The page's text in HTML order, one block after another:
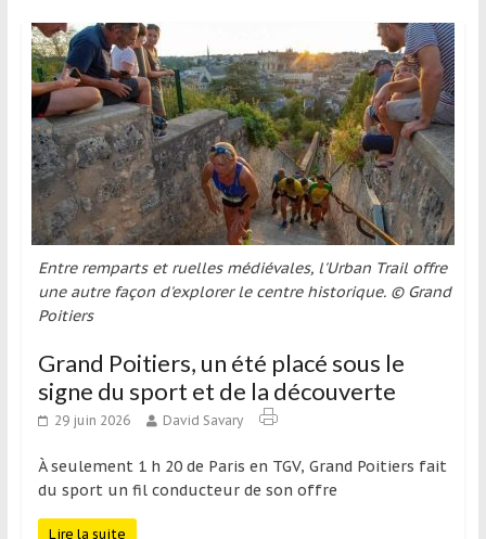
Entre remparts et ruelles médiévales, l'Urban Trail offre
une autre façon d'explorer le centre historique. © Grand
Poitiers
Grand Poitiers, un été placé sous le
signe du sport et de la découverte
29 juin 2026 David Savary
À seulement 1 h 20 de Paris en TGV, Grand Poitiers fait
du sport un fil conducteur de son offre
Lire la suite